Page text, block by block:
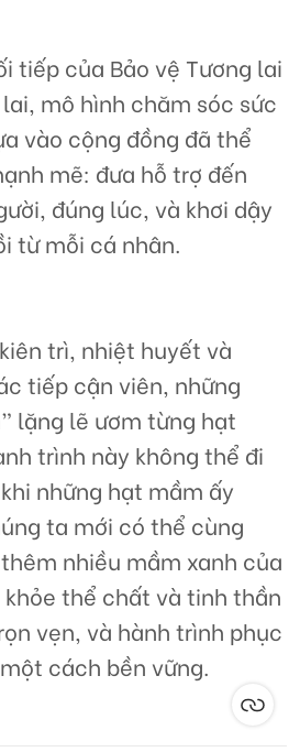
tiếp của Bảo vệ Tương lai
mô hình chăm sóc sức
vào cộng đồng đã thể
mẽ: đưa hỗ trợ đến
đúng lúc, và khơi dậy
từ mỗi cá nhân.
trì, nhiệt huyết và
tiếp cận viên, những
lặng lẽ ươm từng hạt
trình này không thể đi
những hạt mầm ấy
ta mới có thể cùng
nhiều mầm xanh của
thể chất và tinh thần
vẹn, và hành trình phục
cách bền vững.